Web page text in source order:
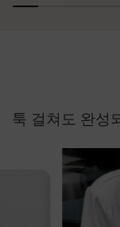
툭 걸쳐도 완성